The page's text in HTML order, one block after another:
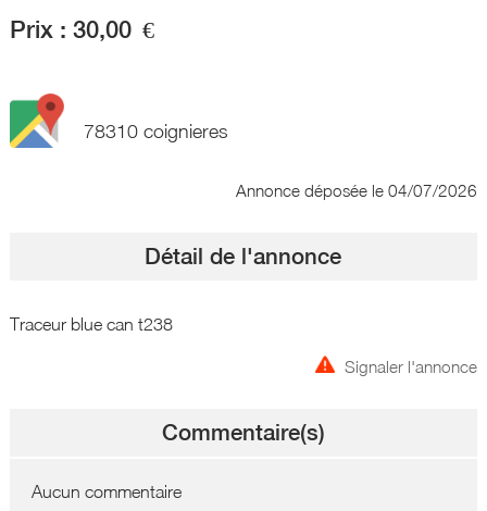
Prix : 30,00 €
78310 coignieres
Annonce déposée le 04/07/2026
Détail de l'annonce
Traceur blue can t238
Signaler l'annonce
Commentaire(s)
Aucun commentaire